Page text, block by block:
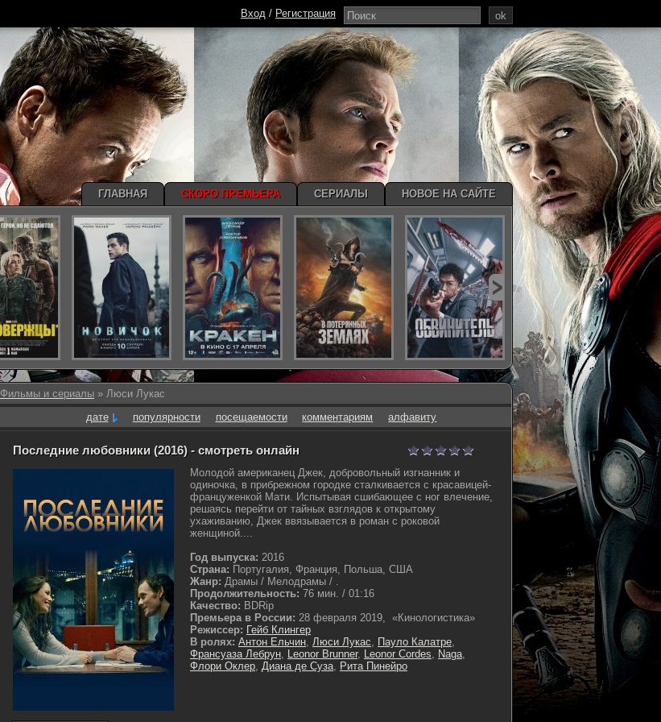
Фильмы и сериалы » Люси Лукас
дате
популярности посещаемости комментариям алфавиту
Последние любовники (2016) - смотреть онлайн
Молодой американец Джек, добровольный изгнанник и
одиночка, в прибрежном городке сталкивается с красавицей-
француженкой Мати. Испытывая сшибающее с ног влечение,
решаясь перейти от тайных взглядов к открытому
ухаживанию, Джек ввязывается в роман с роковой
женщиной....
Год выпуска: 2016
Страна: Португалия, Франция, Польша, США
Жанр: Драмы / Мелодрамы / .
Продолжительность: 76 мин. / 01:16
Качество: BDRip
Премьера в России: 28 февраля 2019, «Кинологистика»
Режиссер: Гейб Клингер
В ролях: Антон Ельчин, Люси Лукас, Пауло Калатре,
Франсуаза Лебрун, Leonor Brunner, Leonor Cordes, Naga,
Флори Оклер, Диана де Суза, Рита Пинейро
ok
Вход / Регистрация
ГЛАВНАЯ СКОРО ПРЕМЬЕРА СЕРИАЛЫ НОВОЕ НА САЙТЕ